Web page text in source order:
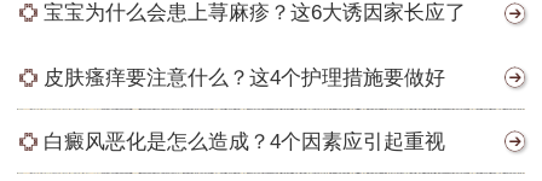
宝宝为什么会患上荨麻疹？这6大诱因家长应了
皮肤瘙痒要注意什么？这4个护理措施要做好
白癜风恶化是怎么造成？4个因素应引起重视